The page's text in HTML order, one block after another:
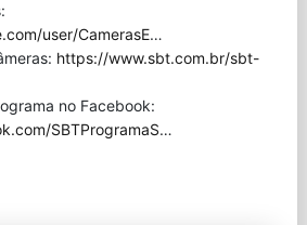
user/CamerasE…
https://www.sbt.com.br/sbt-
no Facebook:
SBTProgramaS…